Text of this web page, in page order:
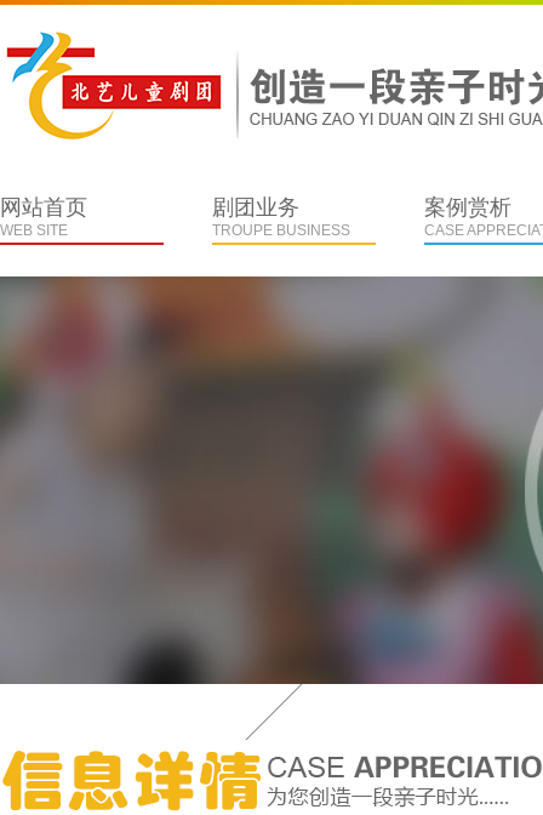
网站首页
WEB SITE
剧团业务
TROUPE BUSINESS
案例赏析
CASE